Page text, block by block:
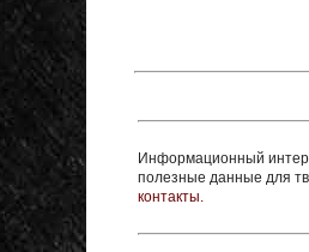
Информационный
полезные данные для
контакты.